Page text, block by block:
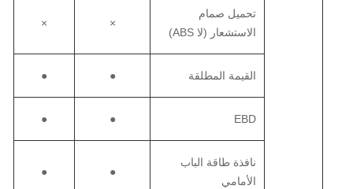
تحميل صمام
الاستشعار (لا ABS)
×
×
القيمة المطلقة ●
●
EBD
●
●
نافذة طاقة الباب
الأمامي
●
●